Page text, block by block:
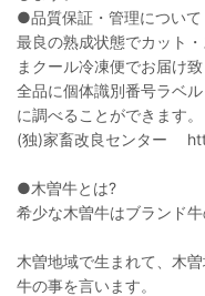
●品質保証・管理について
最良の熟成状態でカット
まクール冷凍便でお届け致
全品に個体識別番号ラベ
に調べることができます。
(独)家畜改良センター
●木曽牛とは?
希少な木曽牛はブランド牛
木曽地域で生まれて、木
牛の事を言います。